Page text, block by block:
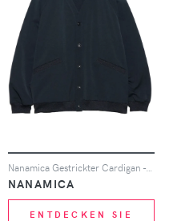
Nanamica Gestrickter Cardigan - Schwarz
NANAMICA
ENTDECKEN SIE